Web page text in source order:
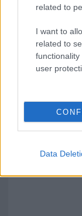
related to
I want to
related to
user
Data